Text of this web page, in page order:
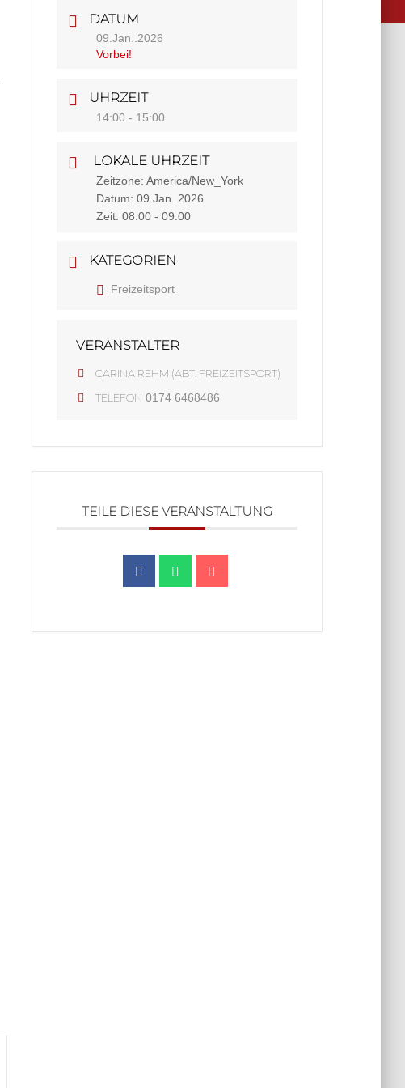
DATUM
09.Jan..2026
Vorbei!
UHRZEIT
14:00 - 15:00
LOKALE UHRZEIT
Zeitzone: America/New_York
Datum: 09.Jan..2026
Zeit: 08:00 - 09:00
KATEGORIEN
Freizeitsport
VERANSTALTER
CARINA REHM (ABT. FREIZEITSPORT)
TELEFON 0174 6468486
TEILE DIESE VERANSTALTUNG